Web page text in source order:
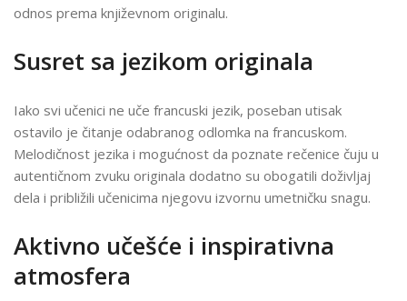
odnos prema književnom originalu.
Susret sa jezikom originala
Iako svi učenici ne uče francuski jezik, poseban utisak
ostavilo je čitanje odabranog odlomka na francuskom.
Melodičnost jezika i mogućnost da poznate rečenice čuju u
autentičnom zvuku originala dodatno su obogatili doživljaj
dela i približili učenicima njegovu izvornu umetničku snagu.
Aktivno učešće i inspirativna
atmosfera